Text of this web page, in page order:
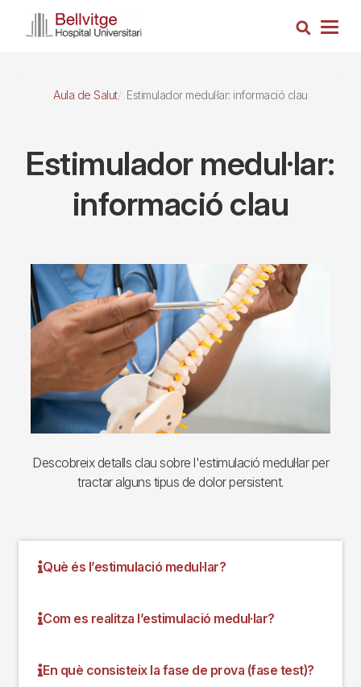
Cerca
Aula de Salut Estimulador medul·lar: informació clau
Estimulador medul·lar:
informació clau
Imagen
Descobreix detalls clau sobre l'estimulació medul·lar per
tractar alguns tipus de dolor persistent.
Què és l’estimulació medul·lar?
Com es realitza l’estimulació medul·lar?
En què consisteix la fase de prova (fase test)?